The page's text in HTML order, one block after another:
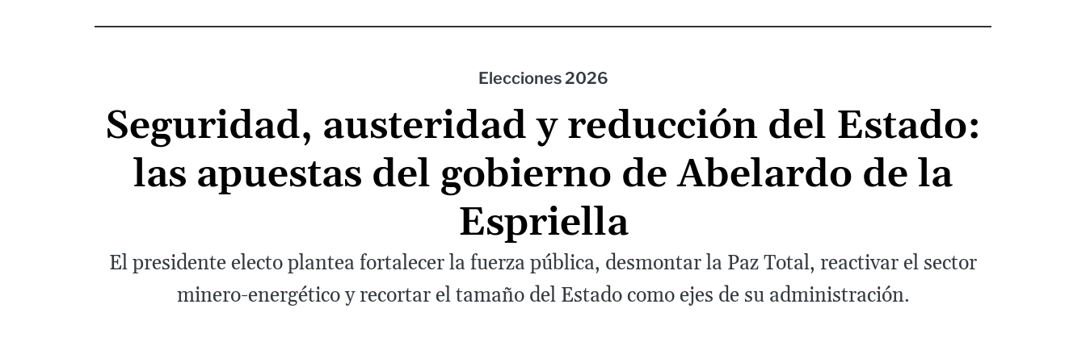
Elecciones 2026
Seguridad, austeridad y reducción del Estado:
las apuestas del gobierno de Abelardo de la
Espriella
El presidente electo plantea fortalecer la fuerza pública, desmontar la Paz Total, reactivar el sector
minero-energético y recortar el tamaño del Estado como ejes de su administración.